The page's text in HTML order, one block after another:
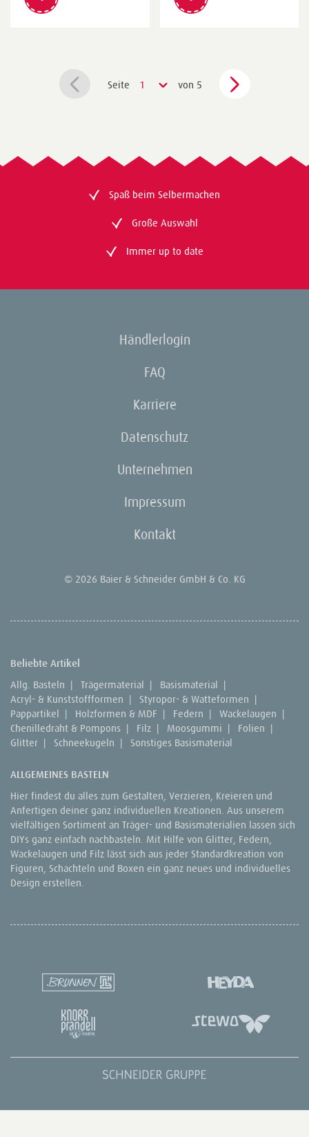
Seite 1 von 5
Spaß beim Selbermachen
Große Auswahl
Immer up to date
Händlerlogin
FAQ
Karriere
Datenschutz
Unternehmen
Impressum
Kontakt
© 2026 Baier & Schneider GmbH & Co. KG
Beliebte Artikel
Allg. Basteln | Trägermaterial | Basismaterial |
Acryl- & Kunststoffformen | Styropor- & Watteformen |
Pappartikel | Holzformen & MDF | Federn | Wackelaugen |
Chenilledraht & Pompons | Filz | Moosgummi | Folien |
Glitter | Schneekugeln | Sonstiges Basismaterial
ALLGEMEINES BASTELN
Hier findest du alles zum Gestalten, Verzieren, Kreieren und
Anfertigen deiner ganz individuellen Kreationen. Aus unserem
vielfältigen Sortiment an Träger- und Basismaterialien lassen sich
DIYs ganz einfach nachbasteln. Mit Hilfe von Glitter, Federn,
Wackelaugen und Filz lässt sich aus jeder Standardkreation von
Figuren, Schachteln und Boxen ein ganz neues und individuelles
Design erstellen.